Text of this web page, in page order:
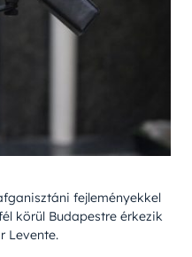
fejleményekkel
körül Budapestre érkezik
Levente.